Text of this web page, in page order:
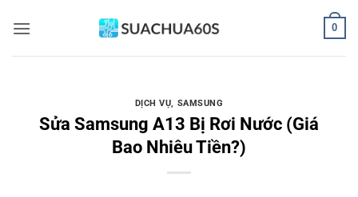
qua
0
DỊCH VỤ, SAMSUNG
Sửa Samsung A13 Bị Rơi Nước (Giá
Bao Nhiêu Tiền?)